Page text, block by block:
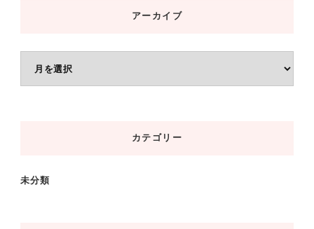
アーカイブ
カテゴリー
未分類